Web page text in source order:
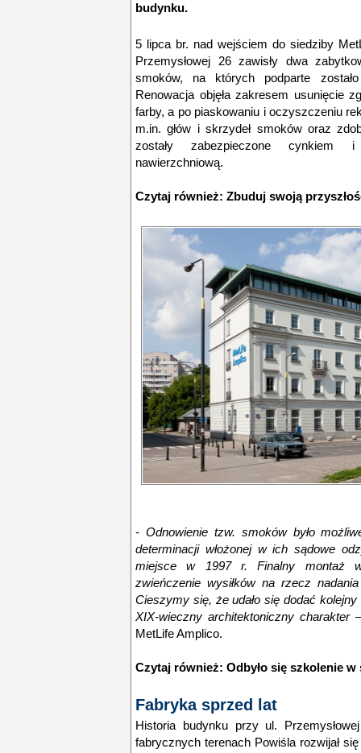
budynku.
5 lipca br. nad wejściem do siedziby
Przemysłowej 26 zawisły dwa
smoków, na których podparte
Renowacja objęła zakresem usunięcie
farby, a po piaskowaniu i oczyszczeniu
m.in. głów i skrzydeł smoków oraz
zostały zabezpieczone cynkiem
nawierzchniową.
Czytaj również: Zbuduj swoją
- Odnowienie tzw. smoków było
determinacji włożonej w ich sądowe
miejsce w 1997 r. Finalny montaż
zwieńczenie wysiłków na rzecz
Cieszymy się, że udało się dodać
XIX-wieczny architektoniczny charakter
MetLife Amplico.
Czytaj również: Odbyło się szkolenie
Fabryka sprzed lat
Historia budynku przy ul.
fabrycznych terenach Powiśla rozwijał